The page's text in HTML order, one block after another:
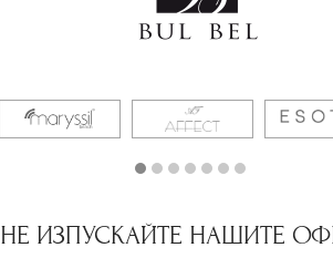
НЕ ИЗПУСКАЙТЕ НАШИТЕ